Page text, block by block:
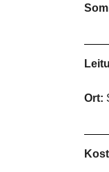
Ort: